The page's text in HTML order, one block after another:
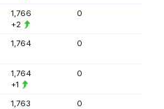
1,766
+2
0
1,764 0
1,764
+1
0
1,763
0